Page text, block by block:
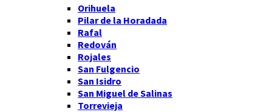
Orihuela
Pilar de la Horadada
Rafal
Redován
Rojales
San Fulgencio
San Isidro
San Miguel de Salinas
Torrevieja